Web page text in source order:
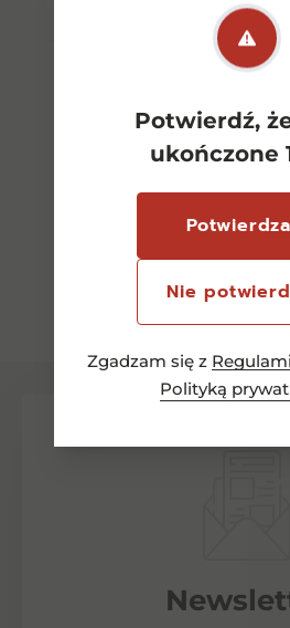
Potwierdź,
ukończone
Nie
Zgadzam się z
Polityką
Zobacz